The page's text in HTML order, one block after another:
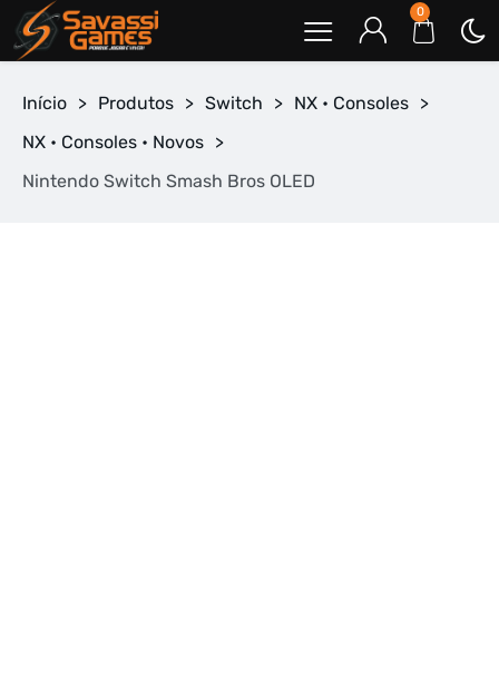
0
Início > Produtos > Switch > NX • Consoles >
NX • Consoles • Novos >
Nintendo Switch Smash Bros OLED